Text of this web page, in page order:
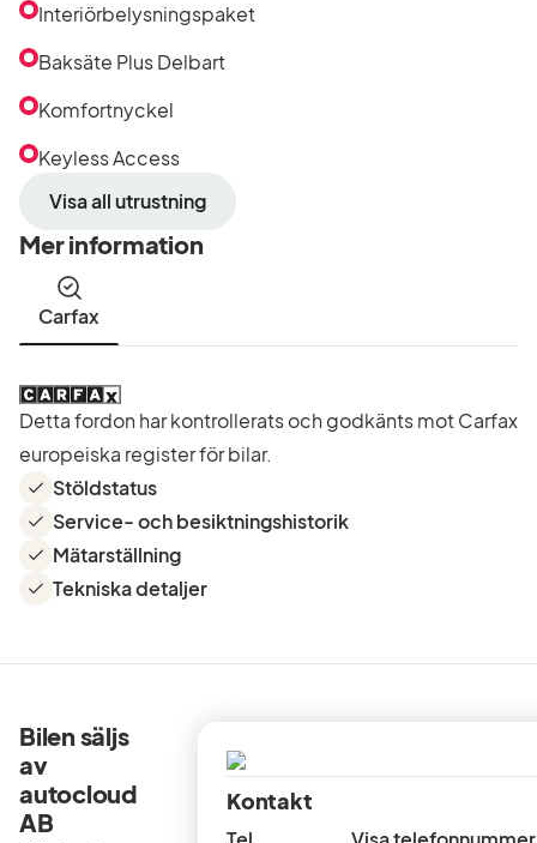
Interiörbelysningspaket
Baksäte Plus Delbart
Komfortnyckel
Keyless Access
Visa all utrustning
Mer information
Carfax
Detta fordon har kontrollerats och godkänts mot Carfax
europeiska register för bilar.
Stöldstatus
Service- och besiktningshistorik
Mätarställning
Tekniska detaljer
Bilen säljs
av
autocloud
AB
Kontakt